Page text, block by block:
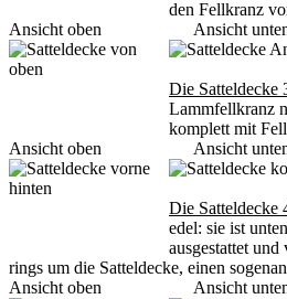
den Fellkranz
Ansicht oben Ansicht
Die Satteldecke
Lammfellkranz
komplett mit
Ansicht oben Ansicht
Die Satteldecke
edel: sie ist
ausgestattet
rings um die Satteldecke, einen
Ansicht oben Ansicht